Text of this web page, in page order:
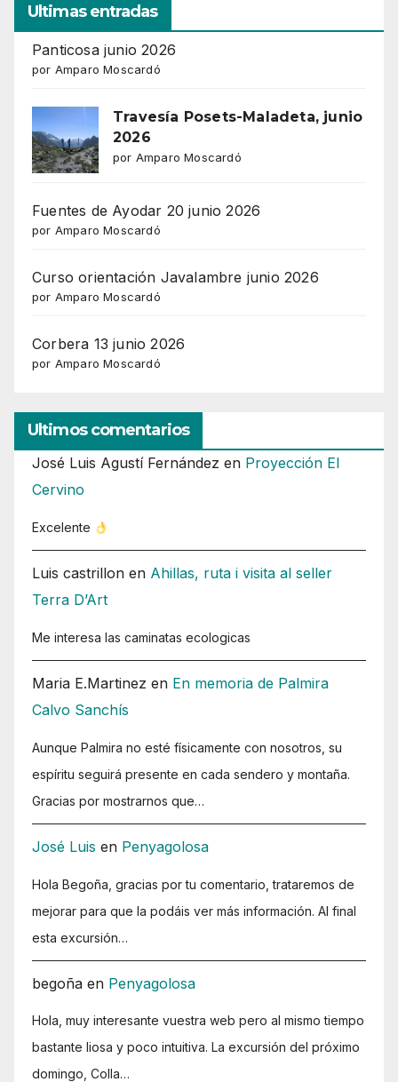
Ultimas entradas
Panticosa junio 2026
por Amparo Moscardó
Travesía Posets-Maladeta, junio
2026
por Amparo Moscardó
Fuentes de Ayodar 20 junio 2026
por Amparo Moscardó
Curso orientación Javalambre junio 2026
por Amparo Moscardó
Corbera 13 junio 2026
por Amparo Moscardó
Ultimos comentarios
José Luis Agustí Fernández en Proyección El
Cervino
Excelente
Luis castrillon en Ahillas, ruta i visita al seller
Terra D’Art
Me interesa las caminatas ecologicas
Maria E.Martinez en En memoria de Palmira
Calvo Sanchís
Aunque Palmira no esté físicamente con nosotros, su
espíritu seguirá presente en cada sendero y montaña.
Gracias por mostrarnos que…
José Luis en Penyagolosa
Hola Begoña, gracias por tu comentario, trataremos de
mejorar para que la podáis ver más información. Al final
esta excursión…
begoña en Penyagolosa
Hola, muy interesante vuestra web pero al mismo tiempo
bastante liosa y poco intuitiva. La excursión del próximo
domingo, Colla…